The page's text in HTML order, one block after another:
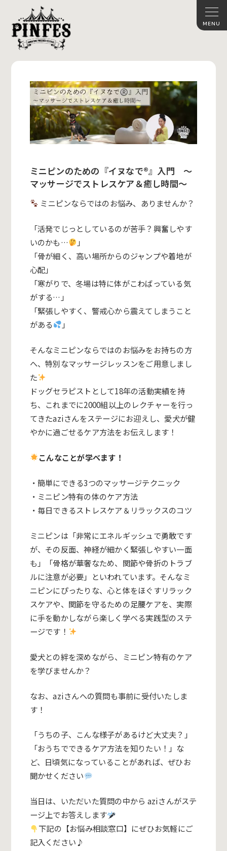
ミニピンのための『イヌなで®︎』入門 〜
マッサージでストレスケア＆癒し時間〜
ミニピンならではのお悩み、ありませんか？
「活発でじっとしているのが苦手？興奮しやす
いのかも…
」
「骨が細く、高い場所からのジャンプや着地が
心配」
「寒がりで、冬場は特に体がこわばっている気
がする…」
「緊張しやすく、警戒心から震えてしまうこと
がある
」
そんなミニピンならではのお悩みをお持ちの方
へ、特別なマッサージレッスンをご用意しまし
た
ドッグセラピストとして18年の活動実績を持
ち、これまでに2000組以上のレクチャーを行っ
てきたaziさんをステージにお迎えし、愛犬が健
やかに過ごせるケア方法をお伝えします！
こんなことが学べます！
・簡単にできる3つのマッサージテクニック
・ミニピン特有の体のケア方法
・毎日できるストレスケア＆リラックスのコツ
ミニピンは「非常にエネルギッシュで勇敢です
が、その反面、神経が細かく緊張しやすい一面
も」「骨格が華奢なため、関節や骨折のトラブ
ルに注意が必要」といわれています。そんなミ
ニピンにぴったりな、心と体をほぐすリラック
スケアや、関節を守るための足腰ケアを、実際
に手を動かしながら楽しく学べる実践型のステ
ージです！
愛犬との絆を深めながら、ミニピン特有のケア
を学びませんか？
なお、aziさんへの質問も事前に受付いたしま
す！
「うちの子、こんな様子があるけど大丈夫？」
「おうちでできるケア方法を知りたい！」な
ど、日頃気になっていることがあれば、ぜひお
聞かせください
当日は、いただいた質問の中から aziさんがステ
ージ上でお答えします
下記の【お悩み相談窓口】にぜひお気軽にご
記入ください♪